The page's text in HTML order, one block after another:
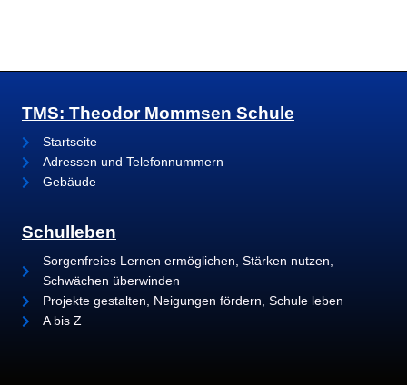
TMS: Theodor Mommsen Schule
Startseite
Adressen und Telefonnummern
Gebäude
Schulleben
Sorgenfreies Lernen ermöglichen, Stärken nutzen,
Schwächen überwinden
Projekte gestalten, Neigungen fördern, Schule leben
A bis Z